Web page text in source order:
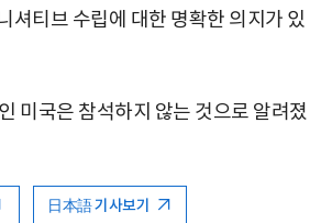
셔티브 수립에 대한 명확한 의지가 있
미국은 참석하지 않는 것으로 알려졌
日本語 기사보기